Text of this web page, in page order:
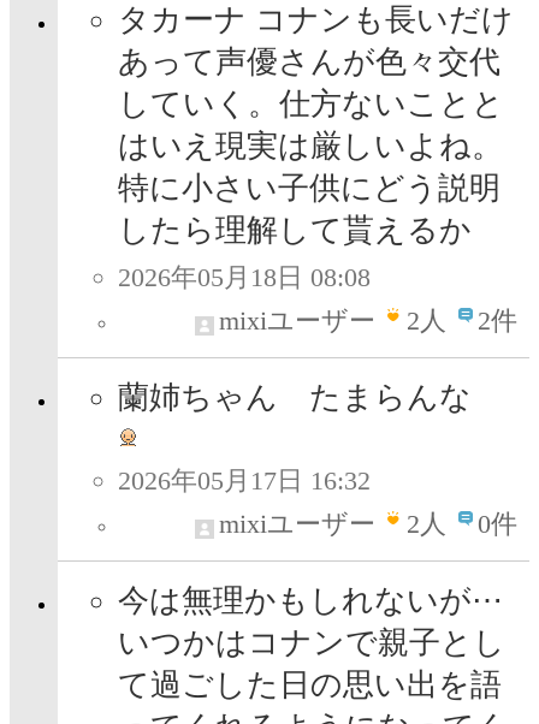
タカーナ コナンも長いだけ
あって声優さんが色々交代
していく。仕方ないことと
はいえ現実は厳しいよね。
特に小さい子供にどう説明
したら理解して貰えるか
2026年05月18日 08:08
mixiユーザー
2人 2件
蘭姉ちゃん たまらんな
2026年05月17日 16:32
mixiユーザー
2人 0件
今は無理かもしれないが⋯
いつかはコナンで親子とし
て過ごした日の思い出を語